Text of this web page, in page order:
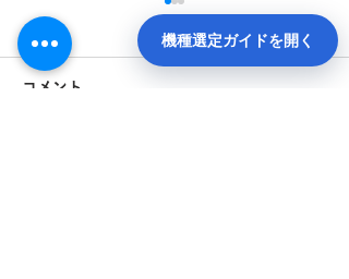
コメント
機種選定ガイドを開く